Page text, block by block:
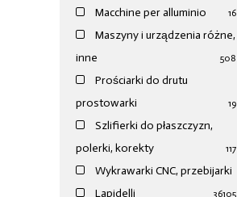
Macchine per alluminio 16
Maszyny i urządzenia różne,
inne
508
Prościarki do drutu
prostowarki
19
Szlifierki do płaszczyzn,
polerki, korekty
117
Wykrawarki CNC, przebijarki
105
Lapidelli 36